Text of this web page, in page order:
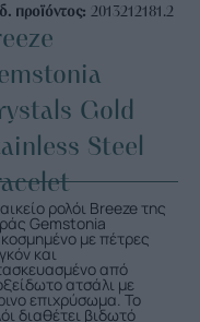
προϊόντος: 2013212181.2
Gold
Steel
ρολόι Breeze της
Gemstonia
με πέτρες
και
από
ατσάλι με
επιχρύσωμα. Το
διαθέτει βιδωτό